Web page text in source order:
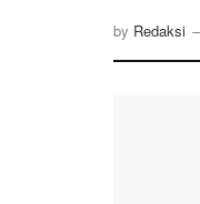
by Redaksi